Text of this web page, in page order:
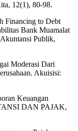
12(1), 80-98.
Financing to Debt
Bank Muamalat
Publik,
Moderasi Dari
Akuisisi:
Keuangan
DAN PAJAK,